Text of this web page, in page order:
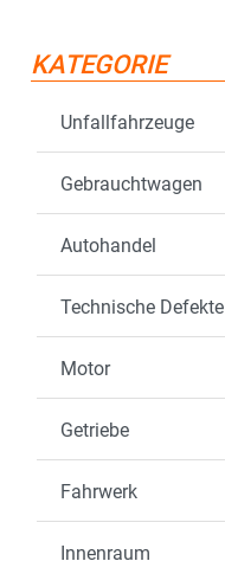
KATEGORIE
Unfallfahrzeuge
Gebrauchtwagen
Autohandel
Technische Defekte
Motor
Getriebe
Fahrwerk
Innenraum